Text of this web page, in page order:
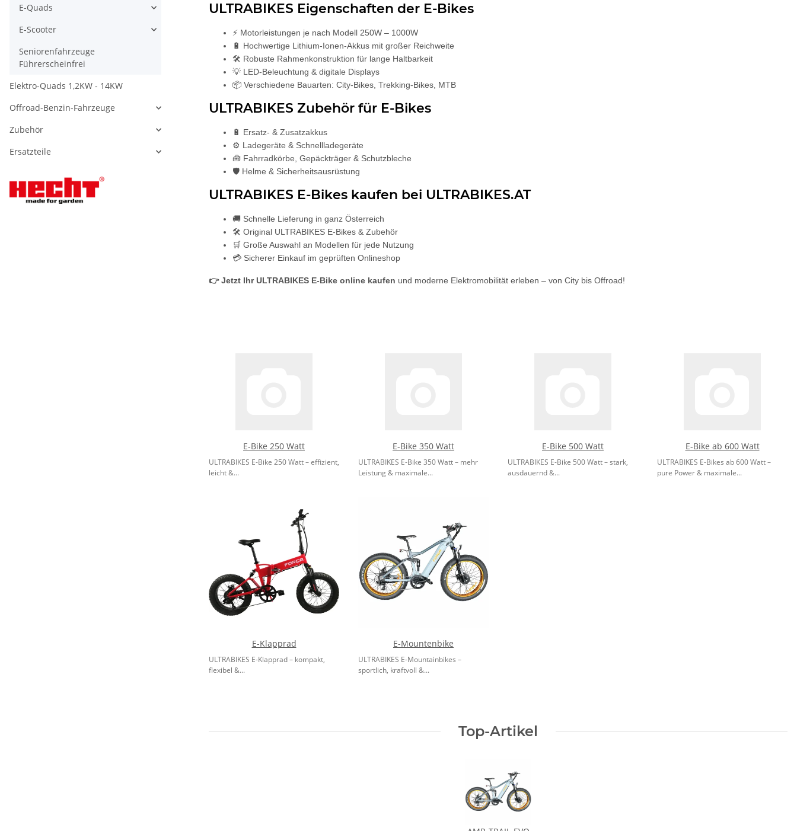
ULTRABIKES Eigenschaften der E-Bikes
⚡ Motorleistungen je nach Modell 250W – 1000W
🔋 Hochwertige Lithium-Ionen-Akkus mit großer Reichweite
🛠️ Robuste Rahmenkonstruktion für lange Haltbarkeit
💡 LED-Beleuchtung & digitale Displays
📦 Verschiedene Bauarten: City-Bikes, Trekking-Bikes, MTB
ULTRABIKES Zubehör für E-Bikes
🔋 Ersatz- & Zusatzakkus
⚙️ Ladegeräte & Schnellladegeräte
🧰 Fahrradkörbe, Gepäckträger & Schutzbleche
🛡️ Helme & Sicherheitsausrüstung
ULTRABIKES E-Bikes kaufen bei ULTRABIKES.AT
🚚 Schnelle Lieferung in ganz Österreich
🛠️ Original ULTRABIKES E-Bikes & Zubehör
🛒 Große Auswahl an Modellen für jede Nutzung
💳 Sicherer Einkauf im geprüften Onlineshop
👉 Jetzt Ihr ULTRABIKES E-Bike online kaufen und moderne Elektromobilität erleben – von City bis Offroad!
E-Bike 250 Watt
ULTRABIKES E-Bike 250 Watt – effizient,
leicht &...
E-Bike 350 Watt
ULTRABIKES E-Bike 350 Watt – mehr
Leistung & maximale...
E-Bike 500 Watt
ULTRABIKES E-Bike 500 Watt – stark,
ausdauernd &...
E-Bike ab 600 Watt
ULTRABIKES E-Bikes ab 600 Watt –
pure Power & maximale...
E-Klapprad
ULTRABIKES E-Klapprad – kompakt,
flexibel &...
E-Mountenbike
ULTRABIKES E-Mountainbikes –
sportlich, kraftvoll &...
Top-Artikel
E-Quads
E-Scooter
Seniorenfahrzeuge
Führerscheinfrei
Elektro-Quads 1,2KW - 14KW
Offroad-Benzin-Fahrzeuge
Zubehör
Ersatzteile